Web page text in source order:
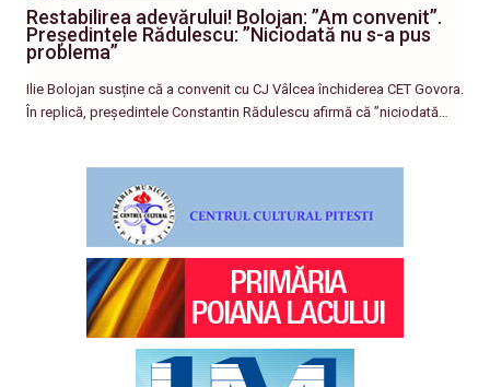
Restabilirea adevărului! Bolojan: ”Am convenit”.
Președintele Rădulescu: ”Niciodată nu s-a pus
problema”
Ilie Bolojan susține că a convenit cu CJ Vâlcea închiderea CET Govora.
În replică, președintele Constantin Rădulescu afirmă că ”niciodată…